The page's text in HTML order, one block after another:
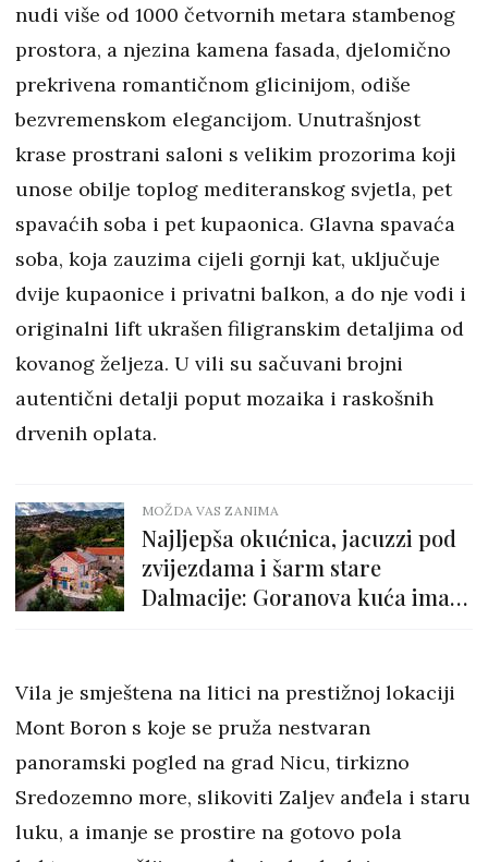
nudi više od 1000 četvornih metara stambenog
prostora, a njezina kamena fasada, djelomično
prekrivena romantičnom glicinijom, odiše
bezvremenskom elegancijom. Unutrašnjost
krase prostrani saloni s velikim prozorima koji
unose obilje toplog mediteranskog svjetla, pet
spavaćih soba i pet kupaonica. Glavna spavaća
soba, koja zauzima cijeli gornji kat, uključuje
dvije kupaonice i privatni balkon, a do nje vodi i
originalni lift ukrašen filigranskim detaljima od
kovanog željeza. U vili su sačuvani brojni
autentični detalji poput mozaika i raskošnih
drvenih oplata.
MOŽDA VAS ZANIMA
Najljepša okućnica, jacuzzi pod
zvijezdama i šarm stare
Dalmacije: Goranova kuća ima
Vila je smještena na litici na prestižnoj lokaciji
Mont Boron s koje se pruža nestvaran
panoramski pogled na grad Nicu, tirkizno
Sredozemno more, slikoviti Zaljev anđela i staru
luku, a imanje se prostire na gotovo pola